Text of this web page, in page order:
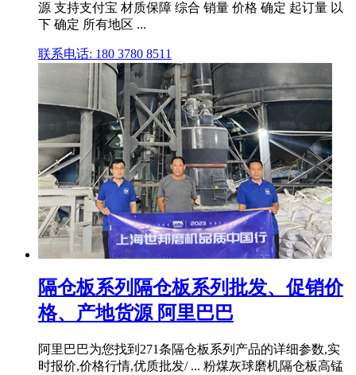
源 支持支付宝 材质保障 综合 销量 价格 确定 起订量 以
下 确定 所有地区 ...
联系电话: 180 3780 8511
隔仓板系列隔仓板系列批发、促销价
格、产地货源 阿里巴巴
阿里巴巴为您找到271条隔仓板系列产品的详细参数,实
时报价,价格行情,优质批发/ ... 粉煤灰球磨机隔仓板高锰